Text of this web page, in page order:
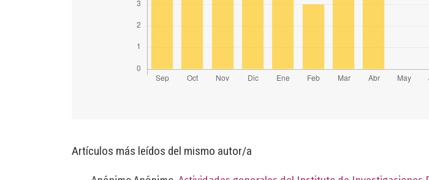
Artículos más leídos del mismo autor/a